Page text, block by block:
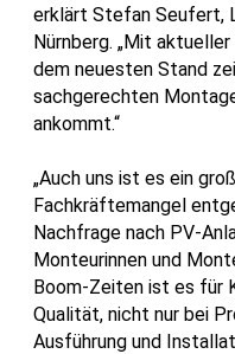
erklärt Stefan Seufert,
Nürnberg. „Mit
dem neuesten Stand
sachgerechten
ankommt.“
„Auch uns ist es ein
Fachkräftemangel
Nachfrage nach PV-
Monteurinnen und
Boom-Zeiten ist es für
Qualität, nicht nur bei
Ausführung und